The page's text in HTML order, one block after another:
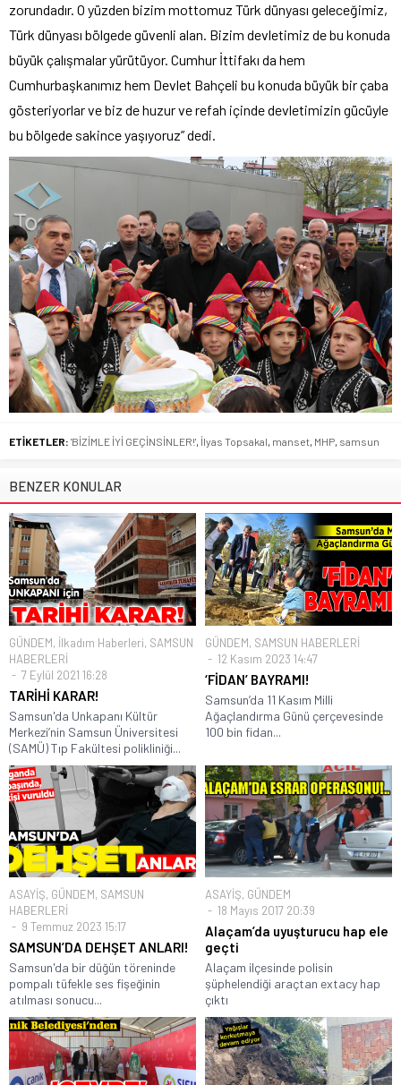
zorundadır. O yüzden bizim mottomuz Türk dünyası geleceğimiz,
Türk dünyası bölgede güvenli alan. Bizim devletimiz de bu konuda
büyük çalışmalar yürütüyor. Cumhur İttifakı da hem
Cumhurbaşkanımız hem Devlet Bahçeli bu konuda büyük bir çaba
gösteriyorlar ve biz de huzur ve refah içinde devletimizin gücüyle
bu bölgede sakince yaşıyoruz” dedi.
ETİKETLER: 'BİZİMLE İYİ GEÇİNSİNLER!', İlyas Topsakal, manset, MHP, samsun
BENZER KONULAR
GÜNDEM, İlkadım Haberleri, SAMSUN
HABERLERİ
7 Eylül 2021 16:28
TARİHİ KARAR!
Samsun'da Unkapanı Kültür
Merkezi’nin Samsun Üniversitesi
(SAMÜ) Tıp Fakültesi polikliniği...
GÜNDEM, SAMSUN HABERLERİ
12 Kasım 2023 14:47
‘FİDAN’ BAYRAMI!
Samsun’da 11 Kasım Milli
Ağaçlandırma Günü çerçevesinde
100 bin fidan...
ASAYİŞ, GÜNDEM, SAMSUN
HABERLERİ
9 Temmuz 2023 15:17
SAMSUN’DA DEHŞET ANLARI!
Samsun'da bir düğün töreninde
pompalı tüfekle ses fişeğinin
atılması sonucu...
ASAYİŞ, GÜNDEM
18 Mayıs 2017 20:39
Alaçam’da uyuşturucu hap ele
geçti
Alaçam ilçesinde polisin
şüphelendiği araçtan extacy hap
çıktı